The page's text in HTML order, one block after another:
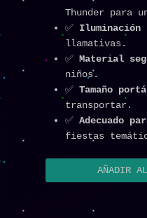
Thunder para
✅ Iluminación
llamativas.
✅ Material
niños.
✅ Tamaño
transportar.
✅ Adecuado
fiestas
AÑADIR